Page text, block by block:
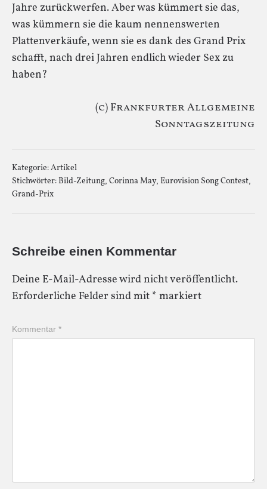
Jahre zurückwerfen. Aber was kümmert sie das,
was kümmern sie die kaum nennenswerten
Plattenverkäufe, wenn sie es dank des Grand Prix
schafft, nach drei Jahren endlich wieder Sex zu
haben?
(c) Frankfurter Allgemeine
Sonntagszeitung
Kategorie:Artikel
Stichwörter:Bild-Zeitung, Corinna May, Eurovision Song Contest,
Grand-Prix
Schreibe einen Kommentar
Deine E-Mail-Adresse wird nicht veröffentlicht.
Erforderliche Felder sind mit * markiert
Kommentar *